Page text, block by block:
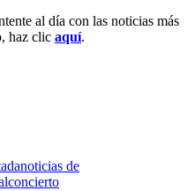
al día con las noticias más
haz clic aquí.
noticias de
concierto